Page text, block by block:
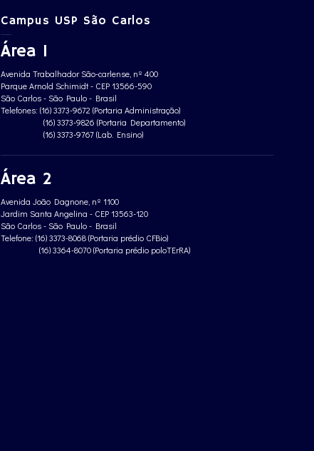
Campus USP São Carlos
Área 1
Avenida Trabalhador São-carlense, nº 400
Parque Arnold Schimidt - CEP 13566-590
São Carlos - São Paulo - Brasil
Telefones: (16) 3373-9672 (Portaria Administração)
(16) 3373-9826 (Portaria Departamento)
(16) 3373-9767 (Lab. Ensino)
Área 2
Avenida João Dagnone, nº 1100
Jardim Santa Angelina - CEP 13563-120
São Carlos - São Paulo - Brasil
Telefone: (16) 3373-8068 (Portaria prédio CFBio)
(16) 3364-8070 (Portaria prédio poloTErRA)